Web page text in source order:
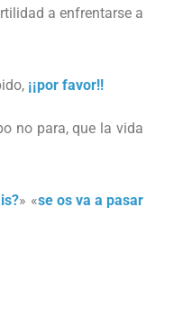
a enfrentarse a
¡¡por favor!!
no para, que la vida
» «se os va a pasar